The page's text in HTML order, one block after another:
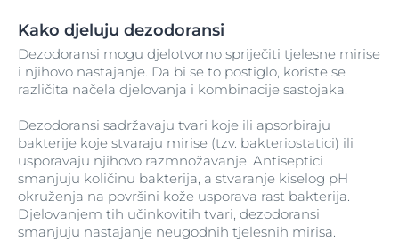
Kako djeluju dezodoransi
Dezodoransi mogu djelotvorno spriječiti tjelesne mirise
i njihovo nastajanje. Da bi se to postiglo, koriste se
različita načela djelovanja i kombinacije sastojaka.
Dezodoransi sadržavaju tvari koje ili apsorbiraju
bakterije koje stvaraju mirise (tzv. bakteriostatici) ili
usporavaju njihovo razmnožavanje. Antiseptici
smanjuju količinu bakterija, a stvaranje kiselog pH
okruženja na površini kože usporava rast bakterija.
Djelovanjem tih učinkovitih tvari, dezodoransi
smanjuju nastajanje neugodnih tjelesnih mirisa.